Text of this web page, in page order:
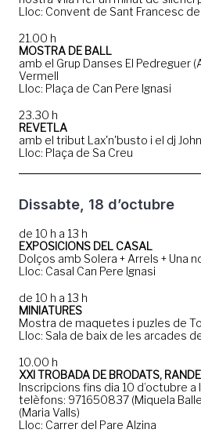
Lloc: Convent de Sant Francesc de
21.00 h
MOSTRA DE BALL
amb el Grup Danses El Pedreguer
Vermell
Lloc: Plaça de Can Pere Ignasi
23.30 h
REVETLA
amb el tribut Lax'n'busto i el dj
Lloc: Plaça de Sa Creu
Dissabte, 18 d’octubre
de 10 h a 13 h
EXPOSICIONS DEL CASAL
Dolços amb Solera + Arrels + Una
Lloc: Casal Can Pere Ignasi
de 10 h a 13 h
MINIATURES
Mostra de maquetes i puzles de
Lloc: Sala de baix de les arcades
10.00 h
XXI TROBADA DE BRODATS,
Inscripcions fins dia 10 d’octubre a
telèfons: 971650837 (Miquela
(Maria Valls)
Lloc: Carrer del Pare Alzina